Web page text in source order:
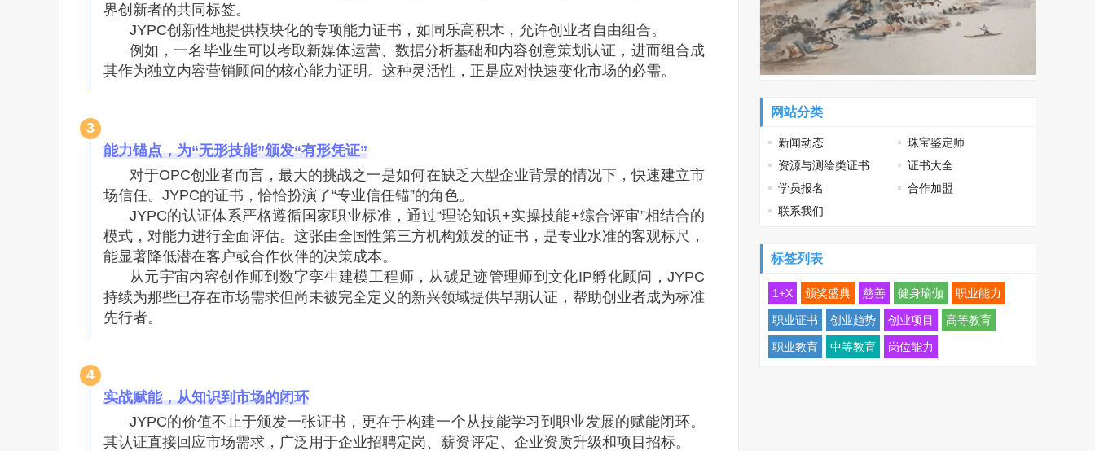
界创新者的共同标签。
JYPC创新性地提供模块化的专项能力证书，如同乐高积木，允许创业者自由组合。
例如，一名毕业生可以考取新媒体运营、数据分析基础和内容创意策划认证，进而组合成
其作为独立内容营销顾问的核心能力证明。这种灵活性，正是应对快速变化市场的必需。
3
能力锚点，为“无形技能”颁发“有形凭证”
对于OPC创业者而言，最大的挑战之一是如何在缺乏大型企业背景的情况下，快速建立市
场信任。JYPC的证书，恰恰扮演了“专业信任锚”的角色。
JYPC的认证体系严格遵循国家职业标准，通过“理论知识+实操技能+综合评审”相结合的
模式，对能力进行全面评估。这张由全国性第三方机构颁发的证书，是专业水准的客观标尺，
能显著降低潜在客户或合作伙伴的决策成本。
从元宇宙内容创作师到数字孪生建模工程师，从碳足迹管理师到文化IP孵化顾问，JYPC
持续为那些已存在市场需求但尚未被完全定义的新兴领域提供早期认证，帮助创业者成为标准
先行者。
4
实战赋能，从知识到市场的闭环
JYPC的价值不止于颁发一张证书，更在于构建一个从技能学习到职业发展的赋能闭环。
其认证直接回应市场需求，广泛用于企业招聘定岗、薪资评定、企业资质升级和项目招标。
网站分类
新闻动态
珠宝鉴定师
资源与测绘类证书
证书大全
学员报名
合作加盟
联系我们
标签列表
1+X 颁奖盛典 慈善 健身瑜伽 职业能力
职业证书 创业趋势 创业项目 高等教育
职业教育 中等教育 岗位能力